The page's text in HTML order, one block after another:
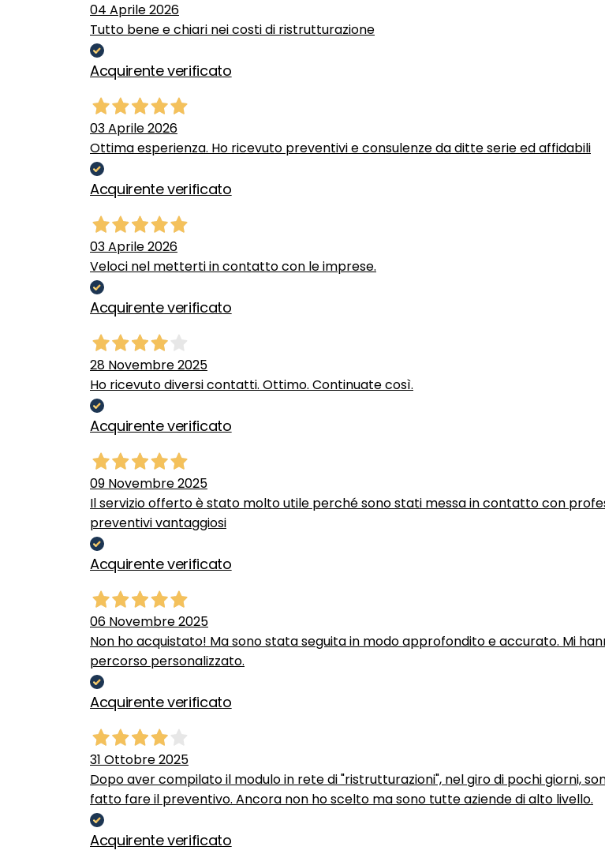
04 Aprile 2026
Tutto bene e chiari nei costi di ristrutturazione
Acquirente verificato
03 Aprile 2026
Ottima esperienza. Ho ricevuto preventivi e consulenze da ditte serie ed affidabili
Acquirente verificato
03 Aprile 2026
Veloci nel metterti in contatto con le imprese.
Acquirente verificato
28 Novembre 2025
Ho ricevuto diversi contatti. Ottimo. Continuate così.
Acquirente verificato
09 Novembre 2025
Il servizio offerto è stato molto utile perché sono stati messa in contatto con
preventivi vantaggiosi
Acquirente verificato
06 Novembre 2025
Non ho acquistato! Ma sono stata seguita in modo approfondito e accurato. Mi
percorso personalizzato.
Acquirente verificato
31 Ottobre 2025
Dopo aver compilato il modulo in rete di "ristrutturazioni", nel giro di pochi giorni,
fatto fare il preventivo. Ancora non ho scelto ma sono tutte aziende di alto livello.
Acquirente verificato